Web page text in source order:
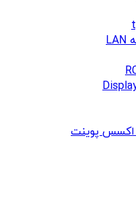
اکسس پوینت